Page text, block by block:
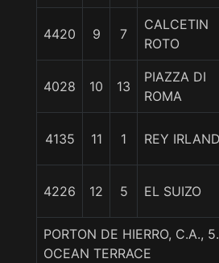
4420 9 7
CALCETIN
ROTO
4028 10 13
PIAZZA DI
ROMA
4135 11 1 REY
4226 12 5 EL SUIZO
PORTON DE HIERRO, C.A.,
OCEAN TERRACE